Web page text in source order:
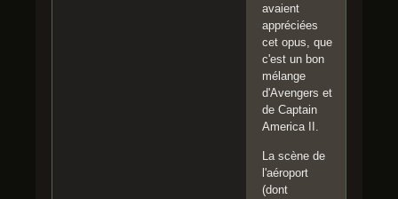
avaient
appréciées
cet opus, que
c'est un bon
mélange
d'Avengers et
de Captain
America II.
La scène de
l'aéroport
(dont